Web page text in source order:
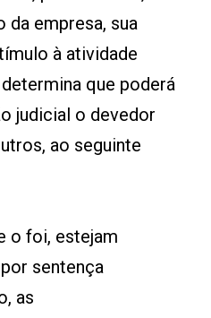
da empresa, sua
à atividade
que poderá
judicial o devedor
ao seguinte
o foi, estejam
sentença
as